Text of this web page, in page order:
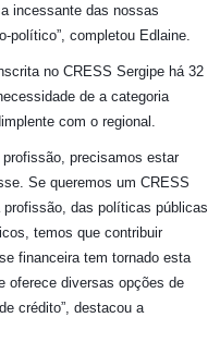
incessante das nossas
político”, completou Edlaine.
no CRESS Sergipe há 32
de a categoria
com o regional.
precisamos estar
Se queremos um CRESS
das políticas públicas
temos que contribuir
financeira tem tornado esta
oferece diversas opções de
crédito”, destacou a